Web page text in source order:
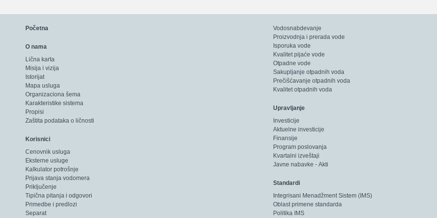
jer je jedini on ovlašten da prijavljuje i odjavljuje brojeve članova domaćinstva u vašoj zgradi.
Početna
O nama
Lična karta
Misija i vizija
Istorijat
Mapa usluga
Organizaciona šema
Karakteristike sistema
Propisi
Zaštita podataka o ličnosti
Korisnici
Cenovnik usluga
Eksterne usluge
Kalkulator potrošnje
Prijava stanja vodomera
Priključenje
Tipična pitanja i odgovori
Primedbe i predlozi
Separat
Vodosnabdevanje
Proizvodnja i prerada vode
Isporuka vode
Kvalitet pijaće vode
Otpadne vode
Sakupljanje otpadnih voda
Prečišćavanje otpadnih voda
Kvalitet otpadnih voda
Upravljanje
Investicije
Aktuelne investicije
Finansije
Program poslovanja
Kvartalni izveštaji
Javne nabavke - Akti
Standardi
Integrisani Menadžment Sistem (IMS)
Oblast primene standarda
Politika IMS